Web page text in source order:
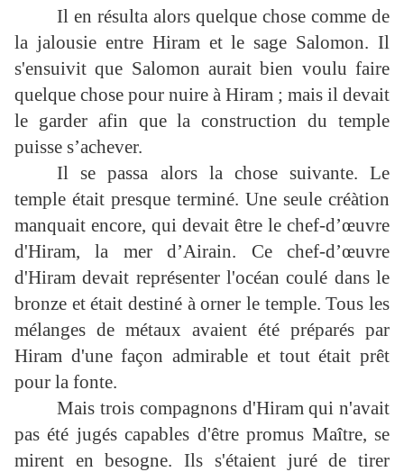
Il en résulta alors quelque chose comme de
la jalousie entre Hiram et le sage Salomon. Il
s'ensuivit que Salomon aurait bien voulu faire
quelque chose pour nuire à Hiram ; mais il devait
le garder afin que la construction du temple
puisse s’achever.
Il se passa alors la chose suivante. Le
temple était presque terminé. Une seule créàtion
manquait encore, qui devait être le chef-d’œuvre
d'Hiram, la mer d’Airain. Ce chef-d’œuvre
d'Hiram devait représenter l'océan coulé dans le
bronze et était destiné à orner le temple. Tous les
mélanges de métaux avaient été préparés par
Hiram d'une façon admirable et tout était prêt
pour la fonte.
Mais trois compagnons d'Hiram qui n'avait
pas été jugés capables d'être promus Maître, se
mirent en besogne. Ils s'étaient juré de tirer